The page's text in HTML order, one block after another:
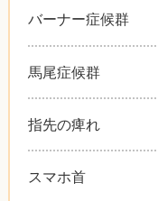
バーナー症候群
馬尾症候群
指先の痺れ
スマホ首